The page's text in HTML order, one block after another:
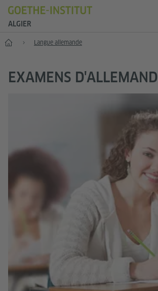
ALGIER
Accueil Langue allemande
EXAMENS D'ALLEMAND